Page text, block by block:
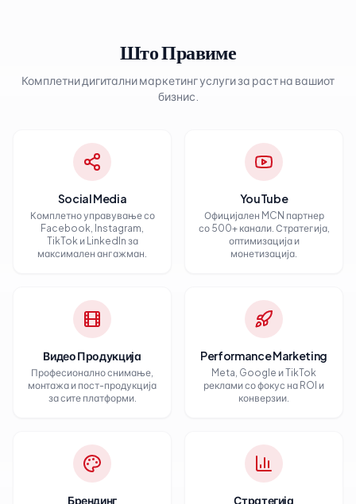
Што Правиме
Комплетни дигитални маркетинг услуги за раст на вашиот
бизнис.
Social Media
Комплетно управување со
Facebook, Instagram,
TikTok и LinkedIn за
максимален ангажман.
YouTube
Официјален MCN партнер
со 500+ канали. Стратегија,
оптимизација и
монетизација.
Видео Продукција
Професионално снимање,
монтажа и пост-продукција
за сите платформи.
Performance Marketing
Meta, Google и TikTok
реклами со фокус на ROI и
конверзии.
Брендинг Стратегија